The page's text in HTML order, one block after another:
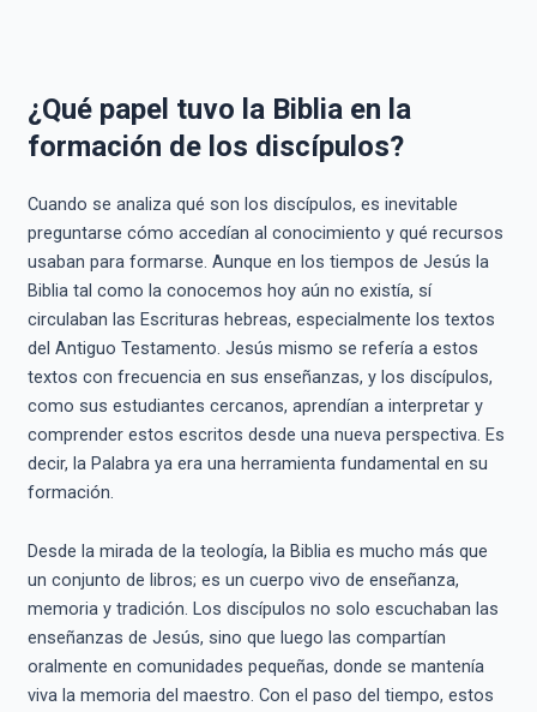
¿Qué papel tuvo la Biblia en la
formación de los discípulos?
Cuando se analiza qué son los discípulos, es inevitable
preguntarse cómo accedían al conocimiento y qué recursos
usaban para formarse. Aunque en los tiempos de Jesús la
Biblia tal como la conocemos hoy aún no existía, sí
circulaban las Escrituras hebreas, especialmente los textos
del Antiguo Testamento. Jesús mismo se refería a estos
textos con frecuencia en sus enseñanzas, y los discípulos,
como sus estudiantes cercanos, aprendían a interpretar y
comprender estos escritos desde una nueva perspectiva. Es
decir, la Palabra ya era una herramienta fundamental en su
formación.
Desde la mirada de la teología, la Biblia es mucho más que
un conjunto de libros; es un cuerpo vivo de enseñanza,
memoria y tradición. Los discípulos no solo escuchaban las
enseñanzas de Jesús, sino que luego las compartían
oralmente en comunidades pequeñas, donde se mantenía
viva la memoria del maestro. Con el paso del tiempo, estos